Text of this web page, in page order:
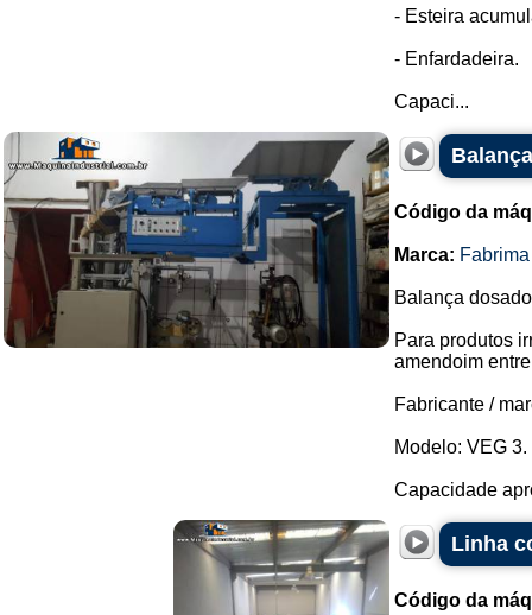
- Esteira
- Enfardadeira.
Capaci...
Código da
Marca: Fabrima
Balança
Para produtos
amendoim
Fabricante /
Modelo: VEG 3.
Capacidade
Linha
Código da